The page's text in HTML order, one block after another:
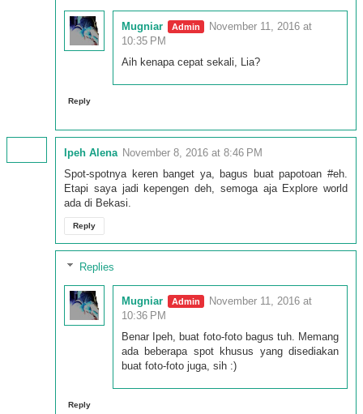
Mugniar
November 11, 2016 at
10:35 PM
Aih kenapa cepat sekali, Lia?
Reply
Ipeh Alena November 8, 2016 at 8:46 PM
Spot-spotnya keren banget ya, bagus buat papotoan #eh.
Etapi saya jadi kepengen deh, semoga aja Explore world
ada di Bekasi.
Reply
Replies
Mugniar
November 11, 2016 at
10:36 PM
Benar Ipeh, buat foto-foto bagus tuh. Memang
ada beberapa spot khusus yang disediakan
buat foto-foto juga, sih :)
Reply